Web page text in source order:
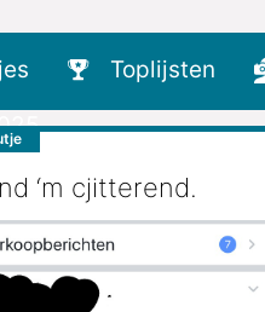
Toplijsten
‘m cjitterend.